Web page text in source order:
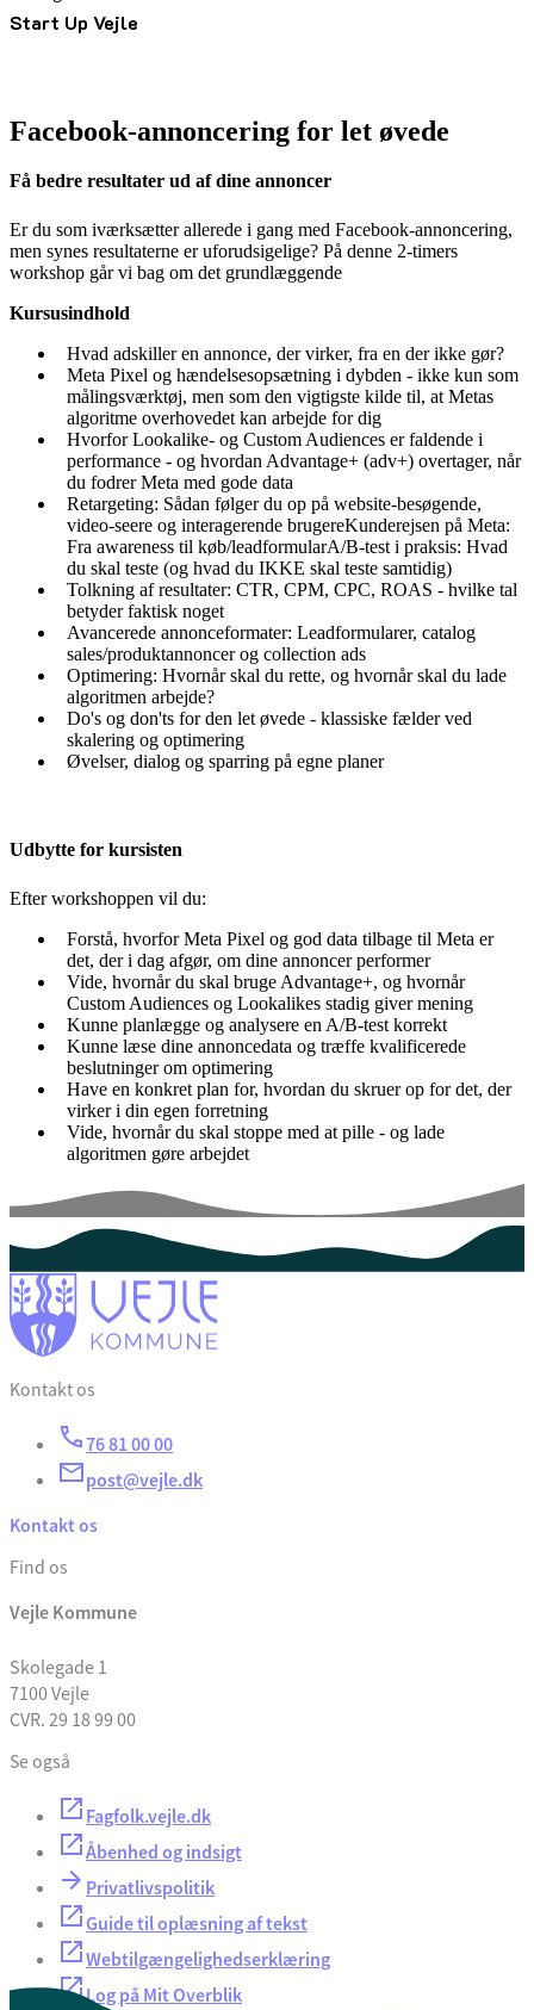
Start Up Vejle
Facebook-annoncering for let øvede
Få bedre resultater ud af dine annoncer
Er du som iværksætter allerede i gang med Facebook-annoncering,
men synes resultaterne er uforudsigelige? På denne 2-timers
workshop går vi bag om det grundlæggende
Kursusindhold
Hvad adskiller en annonce, der virker, fra en der ikke gør?
Meta Pixel og hændelsesopsætning i dybden - ikke kun som
målingsværktøj, men som den vigtigste kilde til, at Metas
algoritme overhovedet kan arbejde for dig
Hvorfor Lookalike- og Custom Audiences er faldende i
performance - og hvordan Advantage+ (adv+) overtager, når
du fodrer Meta med gode data
Retargeting: Sådan følger du op på website-besøgende,
video-seere og interagerende brugereKunderejsen på Meta:
Fra awareness til køb/leadformularA/B-test i praksis: Hvad
du skal teste (og hvad du IKKE skal teste samtidig)
Tolkning af resultater: CTR, CPM, CPC, ROAS - hvilke tal
betyder faktisk noget
Avancerede annonceformater: Leadformularer, catalog
sales/produktannoncer og collection ads
Optimering: Hvornår skal du rette, og hvornår skal du lade
algoritmen arbejde?
Do's og don'ts for den let øvede - klassiske fælder ved
skalering og optimering
Øvelser, dialog og sparring på egne planer
Udbytte for kursisten
Efter workshoppen vil du:
Forstå, hvorfor Meta Pixel og god data tilbage til Meta er
det, der i dag afgør, om dine annoncer performer
Vide, hvornår du skal bruge Advantage+, og hvornår
Custom Audiences og Lookalikes stadig giver mening
Kunne planlægge og analysere en A/B-test korrekt
Kunne læse dine annoncedata og træffe kvalificerede
beslutninger om optimering
Have en konkret plan for, hvordan du skruer op for det, der
virker i din egen forretning
Vide, hvornår du skal stoppe med at pille - og lade
algoritmen gøre arbejdet
Kontakt os
76 81 00 00
post@vejle.dk
Kontakt os
Find os
Vejle Kommune
Skolegade 1
7100 Vejle
CVR. 29 18 99 00
Se også
Fagfolk.vejle.dk
Åbenhed og indsigt
Privatlivspolitik
Guide til oplæsning af tekst
Webtilgængelighedserklæring
Log på Mit Overblik